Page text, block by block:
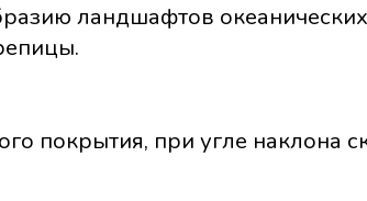
ландшафтов
покрытия, при угле наклона